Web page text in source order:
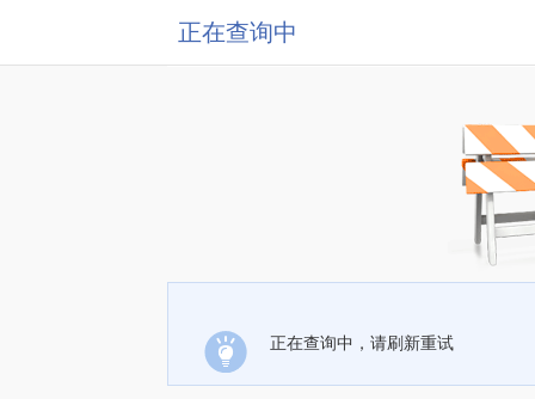
正在查询中
正在查询中，请刷新重试